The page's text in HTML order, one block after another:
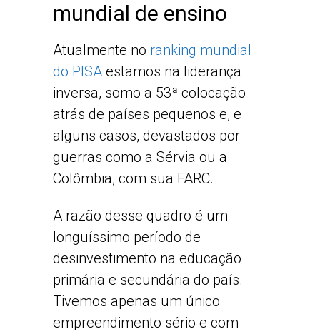
mundial de ensino
Atualmente no ranking mundial
do PISA estamos na liderança
inversa, somo a 53ª colocação
atrás de países pequenos e, e
alguns casos, devastados por
guerras como a Sérvia ou a
Colômbia, com sua FARC.
A razão desse quadro é um
longuíssimo período de
desinvestimento na educação
primária e secundária do país.
Tivemos apenas um único
empreendimento sério e com